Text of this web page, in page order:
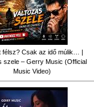
félsz? Csak az idő múlik… |
szele – Gerry Music (Official
Music Video)